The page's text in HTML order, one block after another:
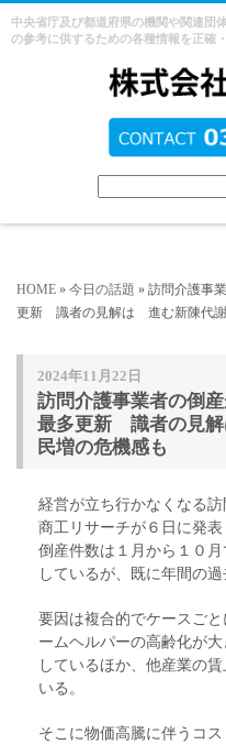
中央省庁及び都道府県の機関や関連団
の参考に供するための各種情報を正確
HOME » 今日の話題 » 訪問介護事
更新 識者の見解は 進む新陳代
2024年11月22日
訪問介護事業者の倒
最多更新 識者の見
民増の危機感も
経営が立ち行かなくなる
商工リサーチが６日に発
倒産件数は１月から１０
しているが、既に年間の過
要因は複合的でケースご
ームヘルパーの高齢化が
しているほか、他産業の
いる。
そこに物価高騰に伴うコ